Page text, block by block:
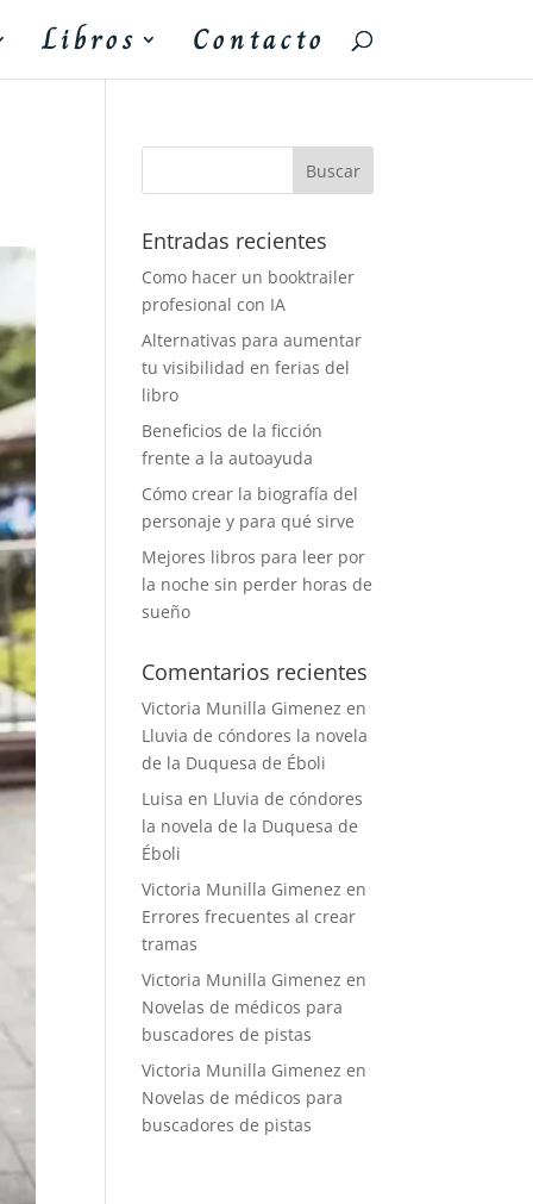
Libros Contacto
Entradas recientes
Como hacer un booktrailer
profesional con IA
Alternativas para aumentar
tu visibilidad en ferias del
libro
Beneficios de la ficción
frente a la autoayuda
Cómo crear la biografía del
personaje y para qué sirve
Mejores libros para leer por
la noche sin perder horas de
sueño
Comentarios recientes
Victoria Munilla Gimenez en
Lluvia de cóndores la novela
de la Duquesa de Éboli
Luisa en Lluvia de cóndores
la novela de la Duquesa de
Éboli
Victoria Munilla Gimenez en
Errores frecuentes al crear
tramas
Victoria Munilla Gimenez en
Novelas de médicos para
buscadores de pistas
Victoria Munilla Gimenez en
Novelas de médicos para
buscadores de pistas